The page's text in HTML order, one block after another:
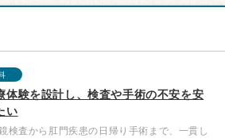
体験を設計し、検査や手術の不安を安
い
検査から肛門疾患の日帰り手術まで、一貫し